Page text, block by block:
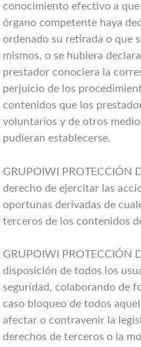
conocimiento efectivo a
órgano competente haya
ordenado su retirada o que
mismos, o se hubiera
prestador conociera la
perjuicio de los
contenidos que los
voluntarios y de otros
pudieran establecerse.
GRUPOIWI PROTECCIÓN
derecho de ejercitar las
oportunas derivadas de
terceros de los contenidos
GRUPOIWI PROTECCIÓN
disposición de todos los
seguridad, colaborando de
caso bloqueo de todos
afectar o contravenir la
derechos de terceros o la